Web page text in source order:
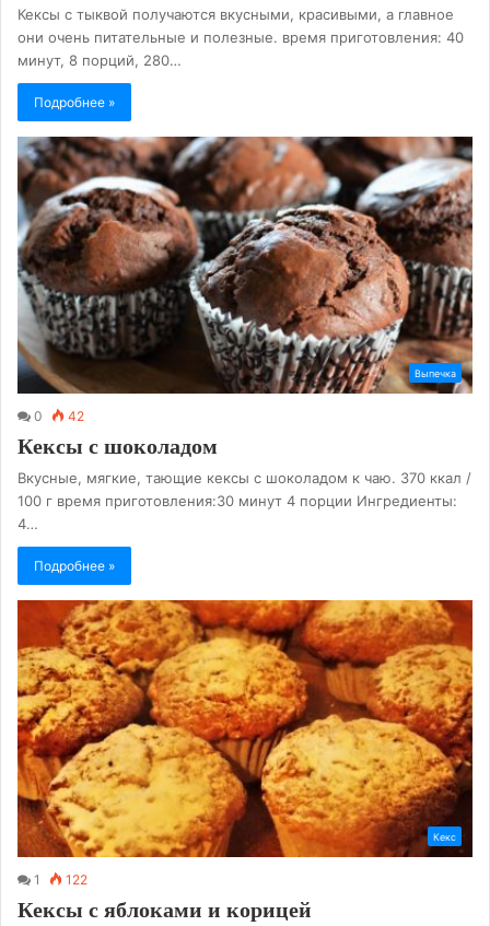
Кексы с тыквой получаются вкусными, красивыми, а главное
они очень питательные и полезные. время приготовления: 40
минут, 8 порций, 280…
Подробнее »
Выпечка
0 42
Кексы с шоколадом
Вкусные, мягкие, тающие кексы с шоколадом к чаю. 370 ккал /
100 г время приготовления:30 минут 4 порции Ингредиенты:
4…
Подробнее »
Кекс
1 122
Кексы с яблоками и корицей